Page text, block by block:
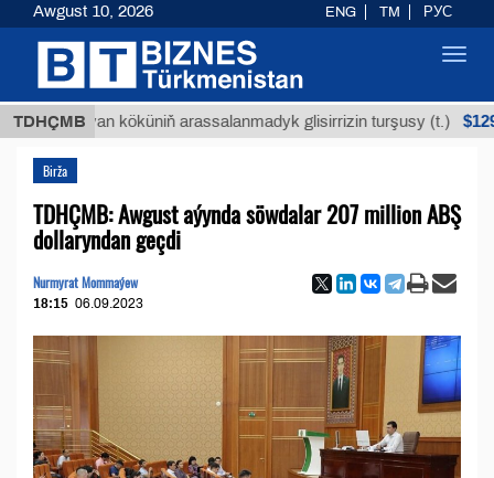
TDHÇMB
Buýan köküniň arassalanmadyk glisirrizin turşusy (t.) $12935,18
Birža
TDHÇMB: Awgust aýynda söwdalar 207 million ABŞ
dollaryndan geçdi
Nurmyrat Mommaýew
18:15 06.09.2023
Awgust 10, 2026 ENG TM РУС